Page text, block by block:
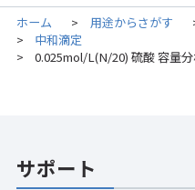
ホーム > 用途からさがす
> 中和滴定
> 0.025mol/L(N/20) 硫酸 容量
サポート